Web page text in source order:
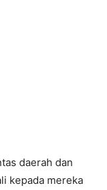
daerah dan
kepada mereka